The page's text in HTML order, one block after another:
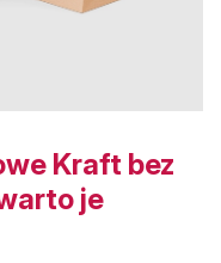
Kraft bez
je